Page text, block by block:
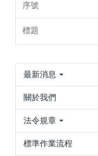
最新消息
關於我們
法令規章
標準作業流程